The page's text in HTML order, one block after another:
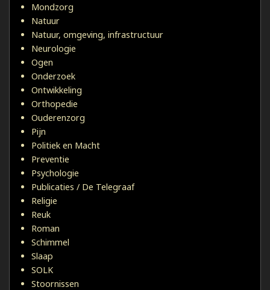
Mondzorg
Natuur
Natuur, omgeving, infrastructuur
Neurologie
Ogen
Onderzoek
Ontwikkeling
Orthopedie
Ouderenzorg
Pijn
Politiek en Macht
Preventie
Psychologie
Publicaties / De Telegraaf
Religie
Reuk
Roman
Schimmel
Slaap
SOLK
Stoornissen